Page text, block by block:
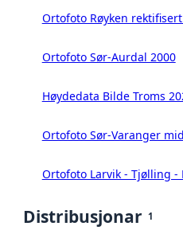
Ortofoto Røyken
Ortofoto Sør-Aurdal 2000
Høydedata Bilde Troms
Ortofoto Sør-Varanger
Ortofoto Larvik - Tjølling -
Distribusjonar 1